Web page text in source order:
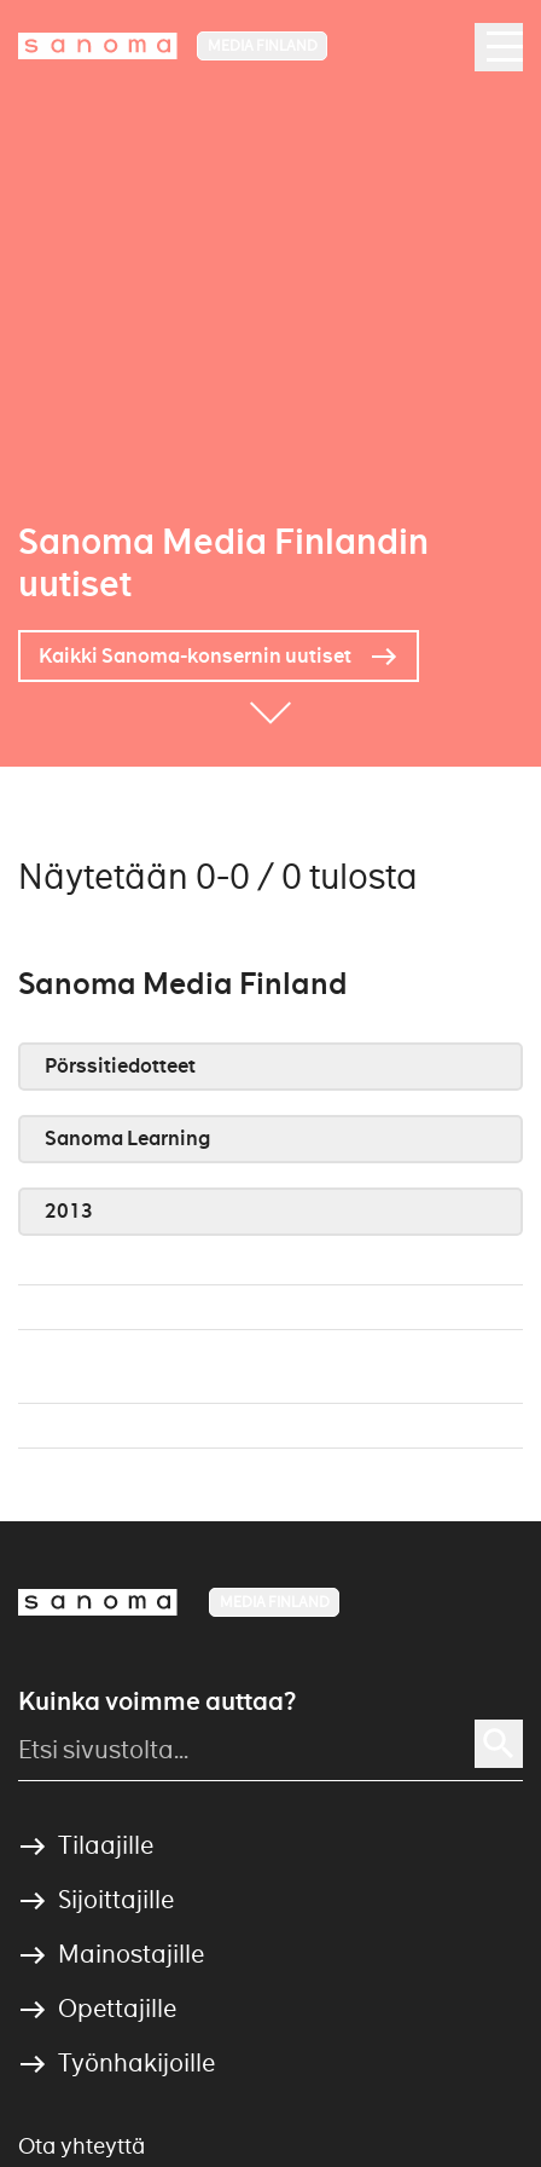
Sanoma Media Finlandin
uutiset
Kaikki Sanoma-konsernin uutiset
Näytetään 0-0 / 0 tulosta
Sanoma Media Finland
Pörssitiedotteet
Sanoma Learning
2013
Kuinka voimme auttaa?
Tilaajille
Sijoittajille
Mainostajille
Opettajille
Työnhakijoille
Ota yhteyttä